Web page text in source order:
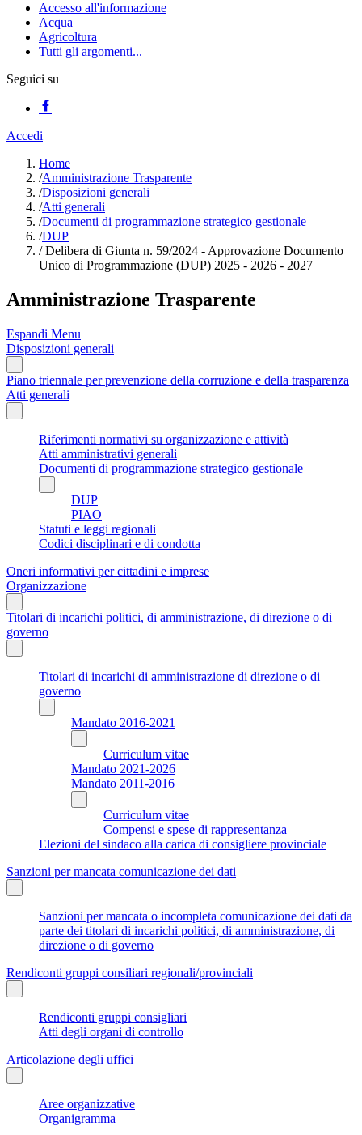
Accesso all'informazione
Acqua
Agricoltura
Tutti gli argomenti...
Seguici su
Accedi
Home
/Amministrazione Trasparente
/Disposizioni generali
/Atti generali
/Documenti di programmazione strategico gestionale
/DUP
/Delibera di Giunta n. 59/2024 - Approvazione Documento
Unico di Programmazione (DUP) 2025 - 2026 - 2027
Amministrazione Trasparente
Espandi Menu
Disposizioni generali
Piano triennale per prevenzione della corruzione e della trasparenza
Atti generali
Riferimenti normativi su organizzazione e attività
Atti amministrativi generali
Documenti di programmazione strategico gestionale
DUP
PIAO
Statuti e leggi regionali
Codici disciplinari e di condotta
Oneri informativi per cittadini e imprese
Organizzazione
Titolari di incarichi politici, di amministrazione, di direzione o di
governo
Titolari di incarichi di amministrazione di direzione o di
governo
Mandato 2016-2021
Curriculum vitae
Mandato 2021-2026
Mandato 2011-2016
Curriculum vitae
Compensi e spese di rappresentanza
Elezioni del sindaco alla carica di consigliere provinciale
Sanzioni per mancata comunicazione dei dati
Sanzioni per mancata o incompleta comunicazione dei dati da
parte dei titolari di incarichi politici, di amministrazione, di
direzione o di governo
Rendiconti gruppi consiliari regionali/provinciali
Rendiconti gruppi consigliari
Atti degli organi di controllo
Articolazione degli uffici
Aree organizzative
Organigramma